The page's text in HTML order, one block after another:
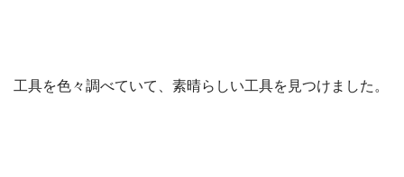
工具を色々調べていて、素晴らしい工具を見つけました。